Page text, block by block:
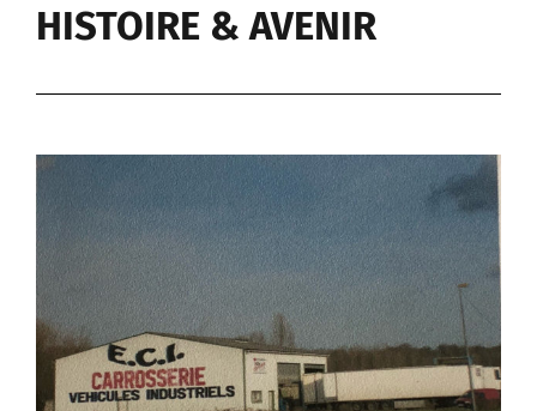
HISTOIRE & AVENIR